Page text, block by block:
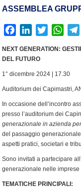
ASSEMBLEA
c
b
o
o
k
n
e
d
I
n
i
t
e
r
W
a
s
A
p
p
l
NEXT GENERATION:
DEL FUTURO
1° dicembre 2024 | 17.30
Auditorium dei Capimastri,
In occasione dell’incontro
presso l’auditorium dei
generazionale in azienda
del passaggio
aspetti pratici, societari e
Sono invitati a partecipare
generazionale nelle imprese
TEMATICHE PRINCIPALI: